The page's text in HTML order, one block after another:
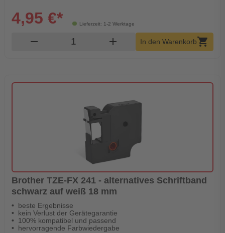
Lieferzeit: 1-2 Werktage
4,95 €*
remove Produkt Warenkorb Menge
add In den Warenkorbshopping_cart
Brother TZE-FX 241 - alternatives Schriftband
schwarz auf weiß 18 mm
beste Ergebnisse
kein Verlust der Gerätegarantie
100% kompatibel und passend
hervorragende Farbwiedergabe